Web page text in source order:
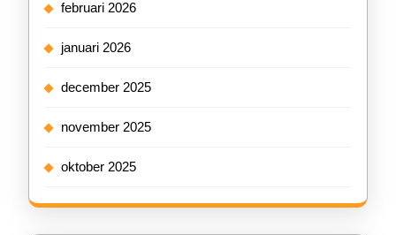
februari 2026
januari 2026
december 2025
november 2025
oktober 2025